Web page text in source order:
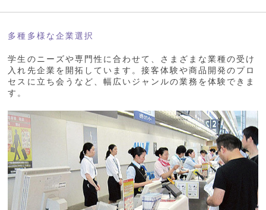
多種多様な企業選択
学生のニーズや専門性に合わせて、さまざまな業種の受け
入れ先企業を開拓しています。接客体験や商品開発のプロ
セスに立ち会うなど、幅広いジャンルの業務を体験できま
す。